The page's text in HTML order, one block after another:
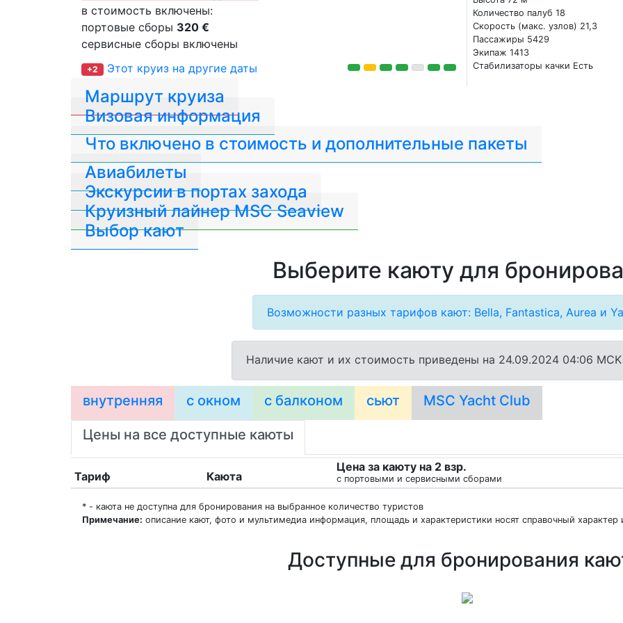
в стоимость включены:
портовые сборы 320 €
сервисные сборы включены
+2 Этот круиз на другие даты
Количество палуб 18
Скорость (макс. узлов) 21,3
Пассажиры 5429
Экипаж 1413
Стабилизаторы качки Есть
Маршрут круиза
Визовая информация
Авиабилеты
Что включено в стоимость и дополнительные пакеты
Экскурсии в портах захода
Круизный лайнер MSC Seaview
Выбор кают
Выберите каюту для
Возможности разных тарифов кают: Bella, Fantastica, Aurea и
Наличие кают и их стоимость приведены на 24.09.2024 04:06 MCK
внутренняя с окном с балконом сьют MSC Yacht Club
Цены на все доступные каюты
Тариф Каюта
Цена за каюту на 2 взр.
с портовыми и сервисными сборами
* - каюта не доступна для бронирования на выбранное количество туристов
Примечание: описание кают, фото и мультимедиа информация, площадь и характеристики носят справочный характер
Доступные для бронирования